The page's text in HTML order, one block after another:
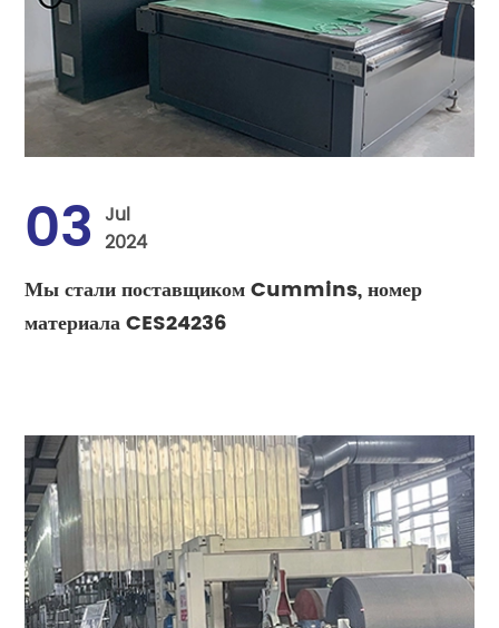
03 Jul
2024
Мы стали поставщиком Cummins, номер
материала CES24236